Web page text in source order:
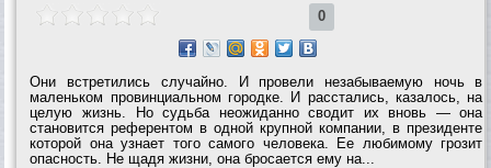
0
Они встретились случайно. И провели незабываемую ночь в
маленьком провинциальном городке. И расстались, казалось, на
целую жизнь. Но судьба неожиданно сводит их вновь — она
становится референтом в одной крупной компании, в президенте
которой она узнает того самого человека. Ее любимому грозит
опасность. Не щадя жизни, она бросается ему на...